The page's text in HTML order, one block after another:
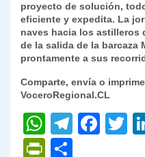
proyecto de solución,
eficiente y expedita. La
naves hacia los astilleros
de la salida de la barcaza
prontamente a sus
Comparte, envía o
VoceroRegional.CL
W
h
T
F
T
P